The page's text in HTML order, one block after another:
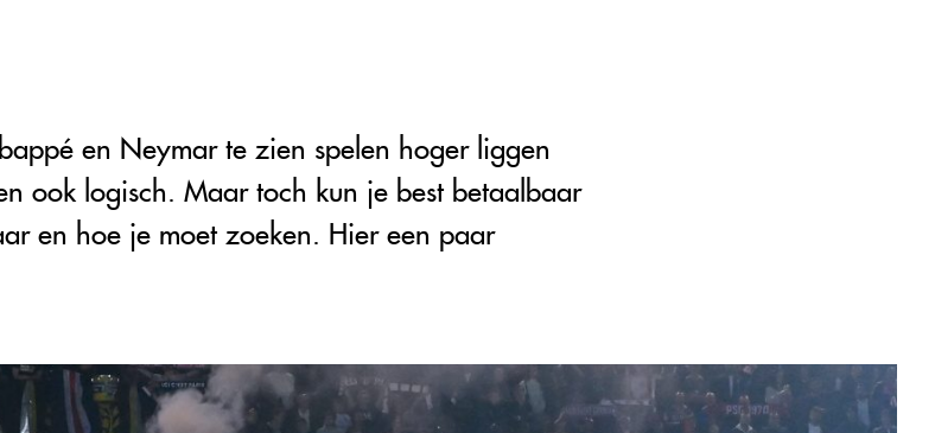
en Neymar te zien spelen hoger liggen
ook logisch. Maar toch kun je best betaalbaar
en hoe je moet zoeken. Hier een paar